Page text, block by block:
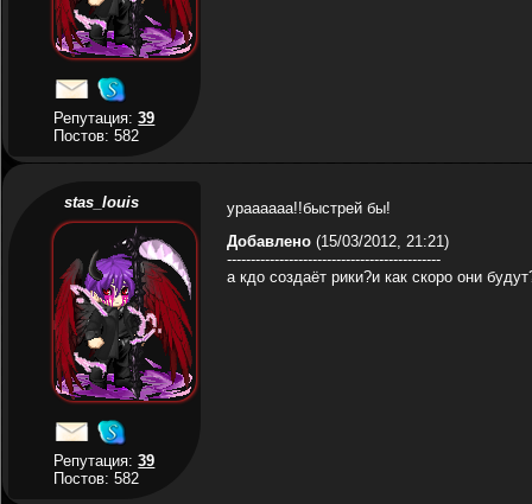
Репутация:39
Постов: 582
stas_louis
Репутация:39
Постов: 582
ураааааа!!быстрей бы!
Добавлено(15/03/2012, 21:21)
---------------------------------------------
а кдо создаёт рики?и как скоро они